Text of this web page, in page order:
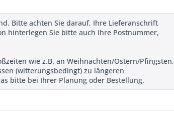
Bitte achten Sie darauf, Ihre Lieferanschrift
hinterlegen Sie bitte auch Ihre Postnummer,
wie z.B. an Weihnachten/Ostern/Pfingsten,
(witterungsbedingt) zu längeren
bitte bei Ihrer Planung oder Bestellung.